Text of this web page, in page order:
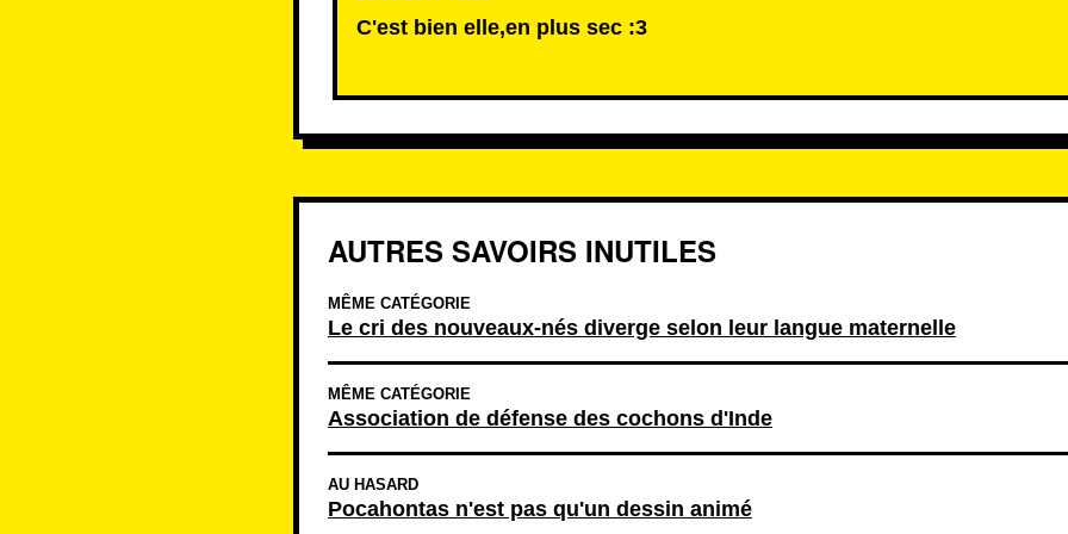
C'est bien elle,en plus sec :3
AUTRES SAVOIRS INUTILES
MÊME CATÉGORIE
Le cri des nouveaux-nés diverge selon leur langue maternelle
MÊME CATÉGORIE
Association de défense des cochons d'Inde
AU HASARD
Pocahontas n'est pas qu'un dessin animé